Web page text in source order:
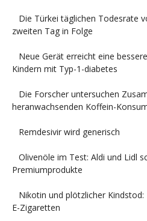
Die Türkei täglichen Todesrate
zweiten Tag in Folge
Neue Gerät erreicht eine
Kindern mit Typ-1-diabetes
Die Forscher untersuchen
heranwachsenden Koffein-
Remdesivir wird generisch
Olivenöle im Test: Aldi und Lidl
Premiumprodukte
Nikotin und plötzlicher
E-Zigaretten